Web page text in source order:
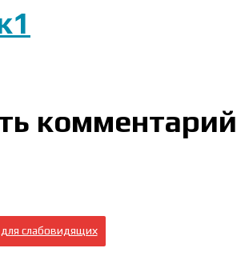
комментарий
слабовидящих